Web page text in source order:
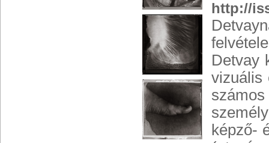
http://
Detvay
vizuális
képző-